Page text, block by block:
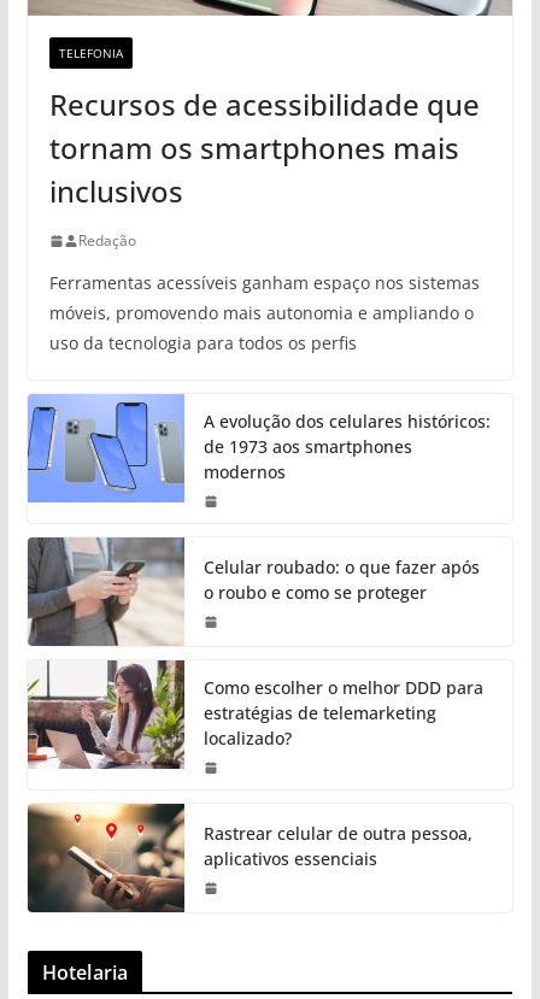
TELEFONIA
Recursos de acessibilidade que
tornam os smartphones mais
inclusivos
Redação
Ferramentas acessíveis ganham espaço nos sistemas
móveis, promovendo mais autonomia e ampliando o
uso da tecnologia para todos os perfis
A evolução dos celulares históricos:
de 1973 aos smartphones
modernos
Celular roubado: o que fazer após
o roubo e como se proteger
Como escolher o melhor DDD para
estratégias de telemarketing
localizado?
Rastrear celular de outra pessoa,
aplicativos essenciais
Hotelaria